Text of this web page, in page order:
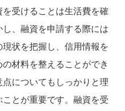
受けることは生活費を確
、融資を申請する際には
状を把握し、信用情報を
材料を整えることができ
についてもしっかりと理
とが重要です。融資を受